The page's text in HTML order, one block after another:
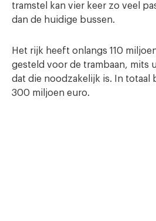
tramstel kan vier keer zo veel
dan de huidige bussen.
Het rijk heeft onlangs 110
gesteld voor de trambaan, mits
dat die noodzakelijk is. In totaal
300 miljoen euro.